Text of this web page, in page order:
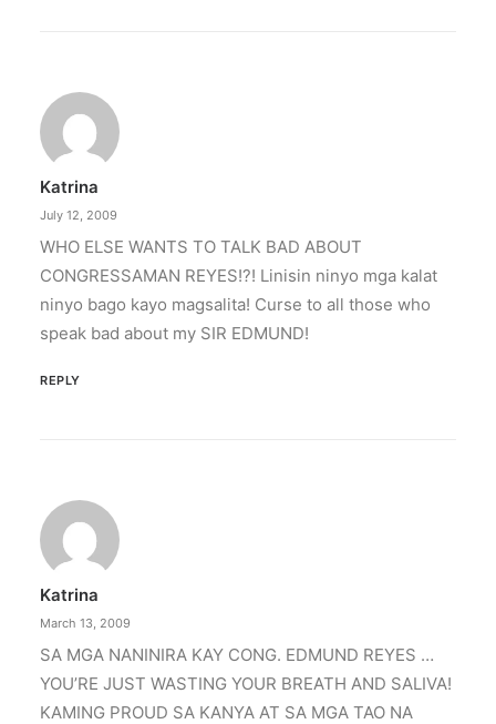
The agency held nationwide watch parties for
the Kings of P-pop.
Katrina
July 12, 2009
WHO ELSE WANTS TO TALK BAD ABOUT
CONGRESSAMAN REYES!?! Linisin ninyo mga kalat
ninyo bago kayo magsalita! Curse to all those who
speak bad about my SIR EDMUND!
REPLY
Katrina
March 13, 2009
SA MGA NANINIRA KAY CONG. EDMUND REYES …
YOU’RE JUST WASTING YOUR BREATH AND SALIVA!
KAMING PROUD SA KANYA AT SA MGA TAO NA